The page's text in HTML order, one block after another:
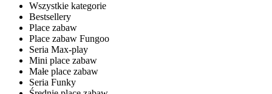
Wszystkie kategorie
Bestsellery
Place zabaw
Place zabaw Fungoo
Seria Max-play
Mini place zabaw
Małe place zabaw
Seria Funky